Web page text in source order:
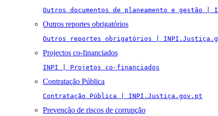
Outros documentos de planeamento e gestão
Outros reportes obrigatórios
Outros reportes obrigatórios |
Projectos co-financiados
INPI | Projetos co-financiados
Contratação Pública
Contratação Pública | INPI.Justiça.gov.pt
Prevenção de riscos de corrupção